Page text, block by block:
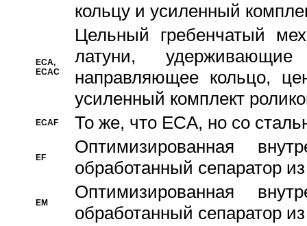
кольцу и усиленный
ECA,
ECAC
Цельный гребенчатый
латуни,
направляющее кольцо,
усиленный комплект
ECAF То же, что ECA, но со
EF
Оптимизированная
обработанный сепаратор
EM
Оптимизированная
обработанный сепаратор